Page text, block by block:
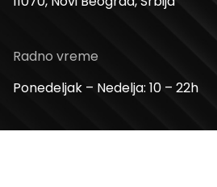
Radno vreme
Ponedeljak – Nedelja: 10 – 22h